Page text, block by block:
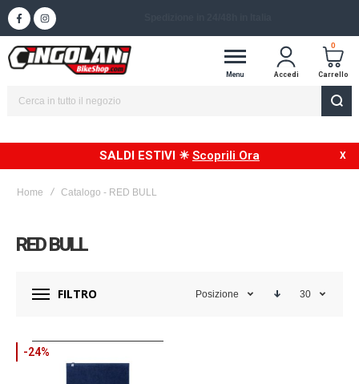
Menu Accedi
0
Carrello
SALDI ESTIVI ☀ Scoprili Ora
Home Catalogo - RED BULL
RED BULL
FILTRO Posizione 30
-24%